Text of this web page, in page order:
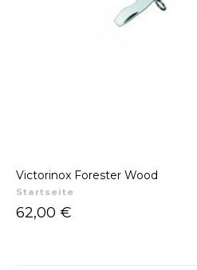
Victorinox Forester Wood
Startseite
Preis
62,00 €